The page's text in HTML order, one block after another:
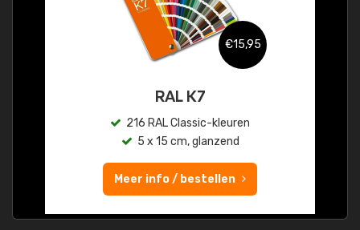
€15,95
RAL K7
216 RAL Classic-kleuren
5 x 15 cm, glanzend
Meer info / bestellen